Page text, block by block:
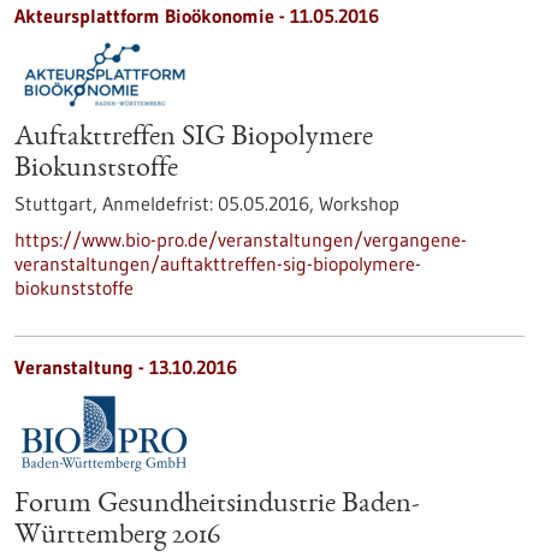
Akteursplattform Bioökonomie - 11.05.2016
Auftakttreffen SIG Biopolymere
Biokunststoffe
Stuttgart, Anmeldefrist: 05.05.2016, Workshop
https://www.bio-pro.de/veranstaltungen/vergangene-
veranstaltungen/auftakttreffen-sig-biopolymere-
biokunststoffe
Veranstaltung - 13.10.2016
Forum Gesundheitsindustrie Baden-
Württemberg 2016